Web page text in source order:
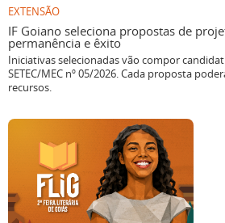
EXTENSÃO
IF Goiano seleciona propostas de
permanência e êxito
Iniciativas selecionadas vão compor
SETEC/MEC nº 05/2026. Cada proposta
recursos.